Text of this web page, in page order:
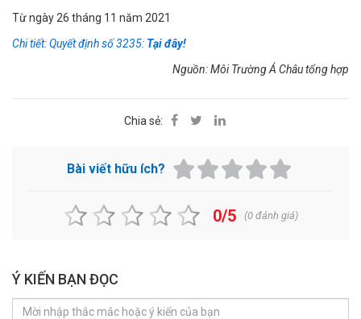
Từ ngày 26 tháng 11 năm 2021
Chi tiết: Quyết định số 3235: Tại đây!
Nguồn: Môi Trường Á Châu tổng hợp
Chia sẻ:
Bài viết hữu ích?
0/5 (0đánh giá)
Ý KIẾN BẠN ĐỌC